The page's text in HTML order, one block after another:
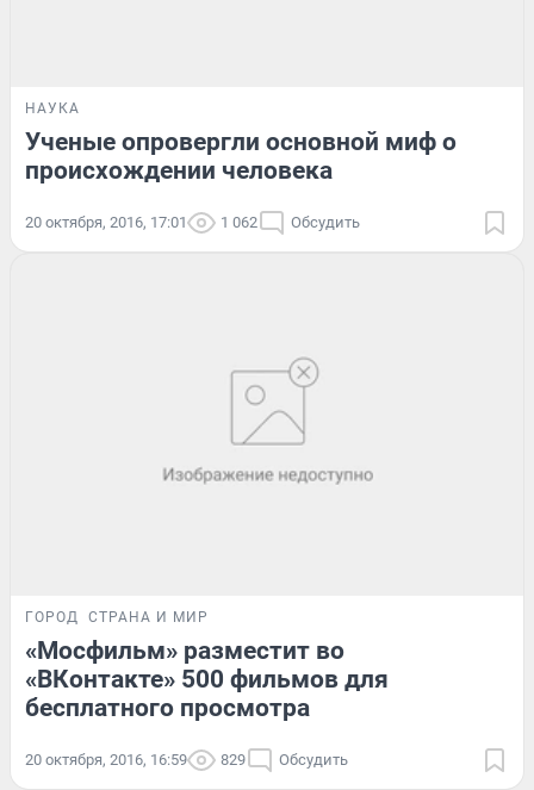
НАУКА
Ученые опровергли основной миф о
происхождении человека
20 октября, 2016, 17:01 1 062 Обсудить
ГОРОД СТРАНА И МИР
«Мосфильм» разместит во
«ВКонтакте» 500 фильмов для
бесплатного просмотра
20 октября, 2016, 16:59 829 Обсудить